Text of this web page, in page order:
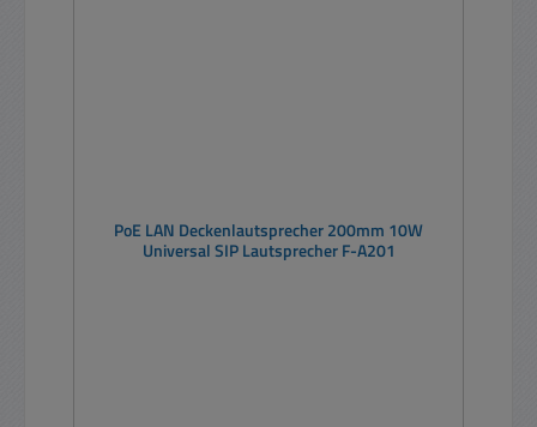
PoE LAN Deckenlautsprecher 200mm 10W
Universal SIP Lautsprecher F-A201